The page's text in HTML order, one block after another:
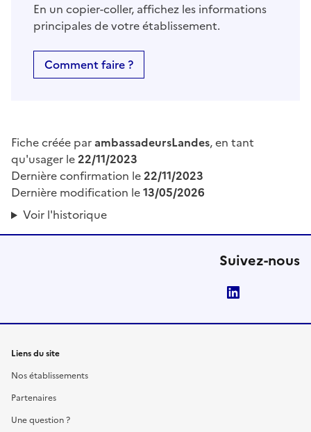
En un copier-coller, affichez les informations
principales de votre établissement.
Comment faire ?
Fiche créée parambassadeursLandes, en tant
qu'usager le22/11/2023
Dernière confirmation le22/11/2023
Dernière modification le13/05/2026
Voir l'historique
Suivez-nous
Liens du site
Nos établissements
Partenaires
Une question ?